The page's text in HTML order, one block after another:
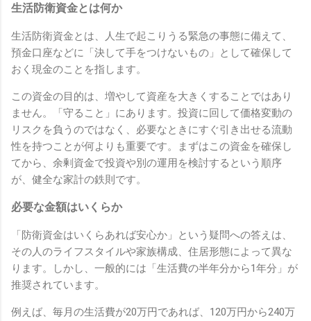
生活防衛資金とは何か
生活防衛資金とは、人生で起こりうる緊急の事態に備えて、
預金口座などに「決して手をつけないもの」として確保して
おく現金のことを指します。
この資金の目的は、増やして資産を大きくすることではあり
ません。「守ること」にあります。投資に回して価格変動の
リスクを負うのではなく、必要なときにすぐ引き出せる流動
性を持つことが何よりも重要です。まずはこの資金を確保し
てから、余剰資金で投資や別の運用を検討するという順序
が、健全な家計の鉄則です。
必要な金額はいくらか
「防衛資金はいくらあれば安心か」という疑問への答えは、
その人のライフスタイルや家族構成、住居形態によって異な
ります。しかし、一般的には「生活費の半年分から1年分」が
推奨されています。
例えば、毎月の生活費が20万円であれば、120万円から240万